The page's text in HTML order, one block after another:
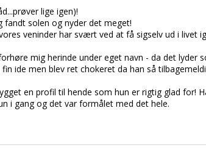
lige igen)!
fandt solen og nyder det meget!
veninder har svært ved at få sigselv ud i livet
mig herinde under eget navn - da det lyder
ide men blev ret chokeret da han så
en profil til hende som hun er rigtig glad for!
i gang og det var formålet med det hele.